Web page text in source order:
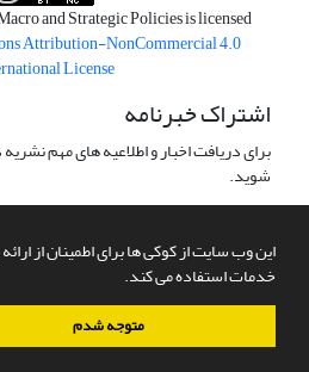
این وب سایت از کوکی ها برای اطمینان از
خدمات استفاده می کند.
متوجه شدم
and Strategic Policies is licensed
Attribution-NonCommercial 4.0
License
اشتراک خبرنامه
برای دریافت اخبار و اطلاعیه های مهم
شوید.
سامانه مدیریت نشریات علمی.طراحی و